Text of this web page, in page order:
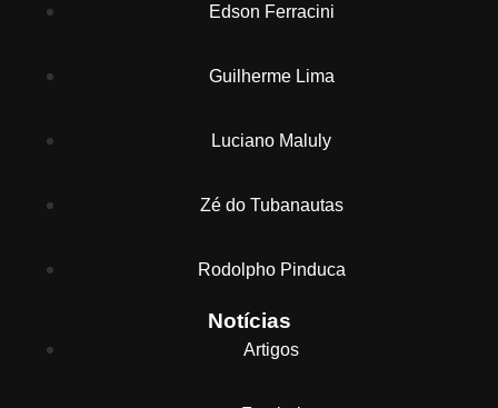
Edson Ferracini
Guilherme Lima
Luciano Maluly
Zé do Tubanautas
Rodolpho Pinduca
Notícias
Artigos